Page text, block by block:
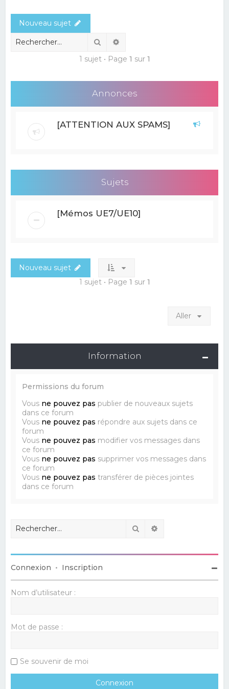
r
Nouveau sujet
Rechercher
1 sujet • Page 1 sur 1
Annonces
[ATTENTION AUX SPAMS]
Sujets
[Mémos UE7/UE10]
Nouveau sujet
1 sujet • Page 1 sur 1
Aller
Information
Permissions du forum
Vous ne pouvez pas publier de nouveaux sujets
dans ce forum
Vous ne pouvez pas répondre aux sujets dans ce
forum
Vous ne pouvez pas modifier vos messages dans
ce forum
Vous ne pouvez pas supprimer vos messages dans
ce forum
Vous ne pouvez pas transférer de pièces jointes
dans ce forum
Rechercher
Connexion • Inscription
Nom d’utilisateur :
Mot de passe :
Se souvenir de moi